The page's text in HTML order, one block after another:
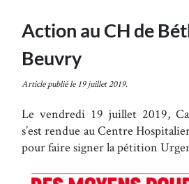
Action au CH de
Beuvry
Article publié le 19 juillet 2019.
Le vendredi 19 juillet 2019,
s’est rendue au Centre
pour faire signer la pétition